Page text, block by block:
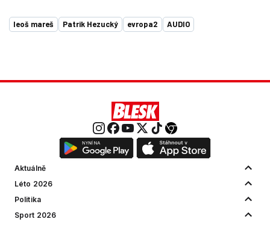
leoš mareš Patrik Hezucký evropa2 AUDIO
Aktuálně
Léto 2026
Politika
Sport 2026